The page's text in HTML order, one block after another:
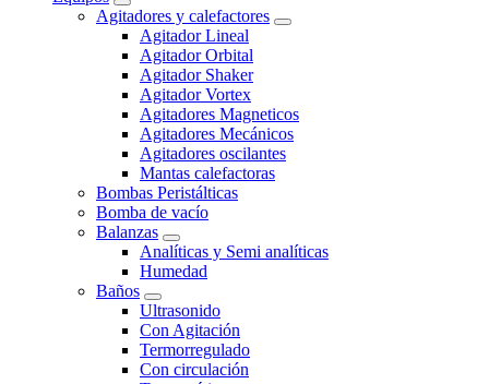
Agitadores y calefactores
Agitador Lineal
Agitador Orbital
Agitador Shaker
Agitador Vortex
Agitadores Magneticos
Agitadores Mecánicos
Agitadores oscilantes
Mantas calefactoras
Bombas Peristálticas
Bomba de vacío
Balanzas
Analíticas y Semi analíticas
Humedad
Baños
Ultrasonido
Con Agitación
Termorregulado
Con circulación